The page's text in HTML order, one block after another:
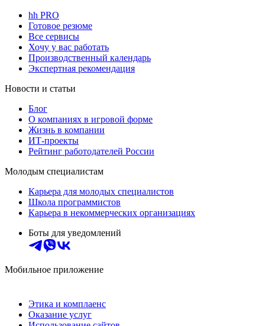
hh PRO
Готовое резюме
Все сервисы
Хочу у вас работать
Производственный календарь
Экспертная рекомендация
Новости и статьи
Блог
О компаниях в игровой форме
Жизнь в компании
ИТ-проекты
Рейтинг работодателей России
Молодым специалистам
Карьера для молодых специалистов
Школа программистов
Карьера в некоммерческих организациях
Боты для уведомлений
Мобильное приложение
Этика и комплаенс
Оказание услуг